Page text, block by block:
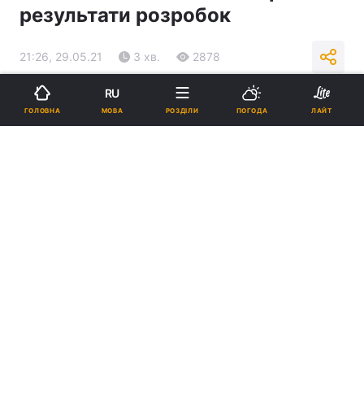
результати розробок
21:26, 29.05.21 3 хв. 2878
Підпишіться на нас в Google
ГОЛОВНА
RU
МОВА РОЗДІЛИ ПОГОДА ЛАЙТ